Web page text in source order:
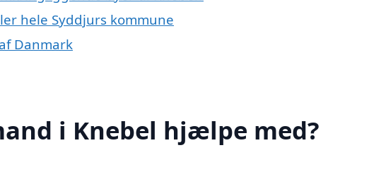
hele Syddjurs kommune
Danmark
i Knebel hjælpe med?